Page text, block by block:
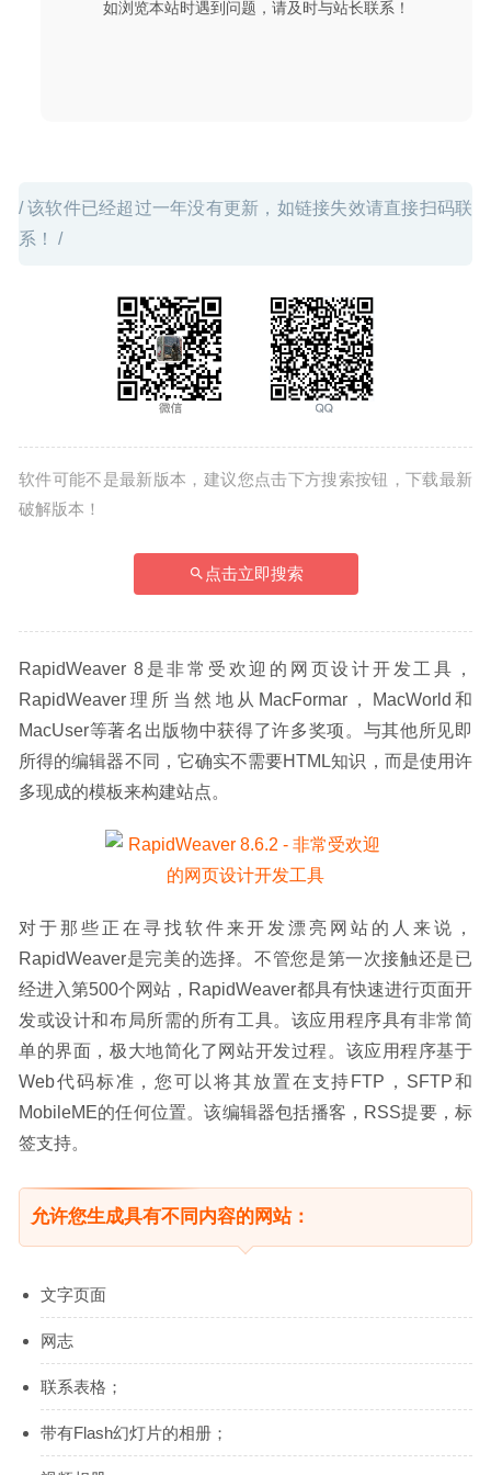
如浏览本站时遇到问题，请及时与站长联系！
/ 该软件已经超过一年没有更新，如链接失效请直接扫码联
系！ /
软件可能不是最新版本，建议您点击下方搜索按钮，下载最新
破解版本！
点击立即搜索
RapidWeaver 8是非常受欢迎的网页设计开发工具，
RapidWeaver理所当然地从MacFormar，MacWorld和
MacUser等著名出版物中获得了许多奖项。与其他所见即
所得的编辑器不同，它确实不需要HTML知识，而是使用许
多现成的模板来构建站点。
对于那些正在寻找软件来开发漂亮网站的人来说，
RapidWeaver是完美的选择。不管您是第一次接触还是已
经进入第500个网站，RapidWeaver都具有快速进行页面开
发或设计和布局所需的所有工具。该应用程序具有非常简
单的界面，极大地简化了网站开发过程。该应用程序基于
Web代码标准，您可以将其放置在支持FTP，SFTP和
MobileME的任何位置。该编辑器包括播客，RSS提要，标
签支持。
允许您生成具有不同内容的网站：
文字页面
网志
联系表格；
带有Flash幻灯片的相册；